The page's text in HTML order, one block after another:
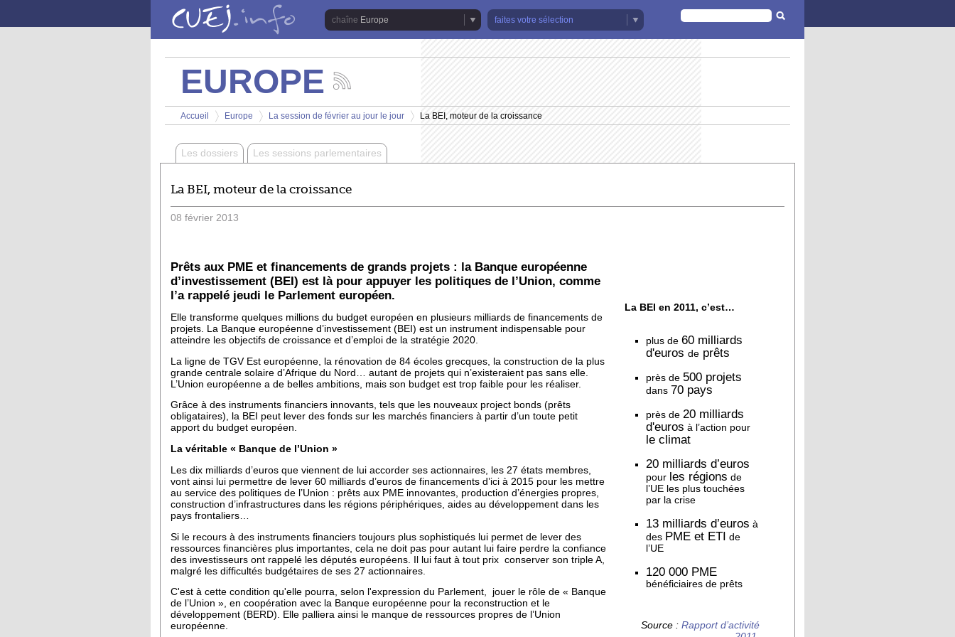
Europe
faites votre sélection
FORMULAIRE
DE
RECHERCHE
EUROPE
les
actualités
de
chaîne
Europe
Vous êtes ici
Accueil
>
Europe
>
La session de février au jour le jour
>
La BEI, moteur de la croissance
Les dossiers Les sessions parlementaires
La BEI, moteur de la croissance
08 février 2013
Prêts aux PME et financements de grands projets : la Banque européenne
d’investissement (BEI) est là pour appuyer les politiques de l’Union, comme
l’a rappelé jeudi le Parlement européen.
Elle transforme quelques millions du budget européen en plusieurs milliards de financements de
projets. La Banque européenne d’investissement (BEI) est un instrument indispensable pour
atteindre les objectifs de croissance et d’emploi de la stratégie 2020.
La ligne de TGV Est européenne, la rénovation de 84 écoles grecques, la construction de la plus
grande centrale solaire d’Afrique du Nord… autant de projets qui n’existeraient pas sans elle.
L’Union européenne a de belles ambitions, mais son budget est trop faible pour les réaliser.
Grâce à des instruments financiers innovants, tels que les nouveaux project bonds (prêts
obligataires), la BEI peut lever des fonds sur les marchés financiers à partir d’un toute petit
apport du budget européen.
La véritable « Banque de l’Union »
Les dix milliards d’euros que viennent de lui accorder ses actionnaires, les 27 états membres,
vont ainsi lui permettre de lever 60 milliards d’euros de financements d’ici à 2015 pour les mettre
au service des politiques de l’Union : prêts aux PME innovantes, production d’énergies propres,
construction d’infrastructures dans les régions périphériques, aides au développement dans les
pays frontaliers…
Si le recours à des instruments financiers toujours plus sophistiqués lui permet de lever des
ressources financières plus importantes, cela ne doit pas pour autant lui faire perdre la confiance
des investisseurs ont rappelé les députés européens. Il lui faut à tout prix conserver son triple A,
malgré les difficultés budgétaires de ses 27 actionnaires.
C'est à cette condition qu'elle pourra, selon l'expression du Parlement, jouer le rôle de « Banque
de l’Union », en coopération avec la Banque européenne pour la reconstruction et le
développement (BERD). Elle palliera ainsi le manque de ressources propres de l’Union
européenne.
La BEI en 2011, c’est…
plus de60 milliards
d'eurosde prêts
près de 500 projets
dans 70 pays
près de20 milliards
d'euros à l’action pour
le climat
20 milliards d’euros
pour les régions de
l’UE les plus touchées
par la crise
13 milliards d’euros à
des PME et ETI de
l’UE
120 000 PME
bénéficiaires de prêts
Source :Rapport d’activité